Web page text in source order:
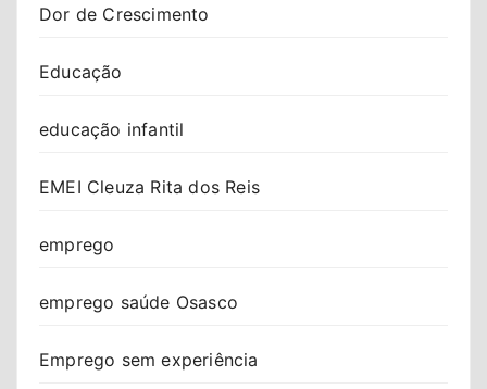
Dor de Crescimento
Educação
educação infantil
EMEI Cleuza Rita dos Reis
emprego
emprego saúde Osasco
Emprego sem experiência